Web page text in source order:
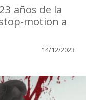
años de la
motion a
14/12/2023